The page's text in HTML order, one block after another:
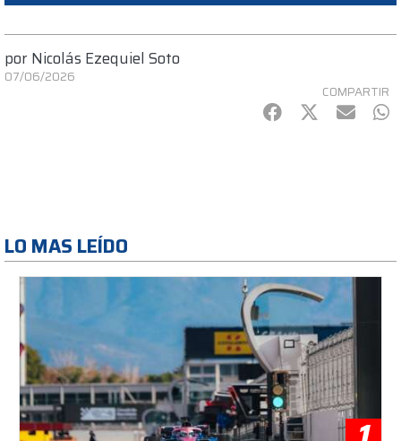
por Nicolás Ezequiel Soto
07/06/2026
COMPARTIR
Facebook
Twitter
mail
LO MAS LEÍDO